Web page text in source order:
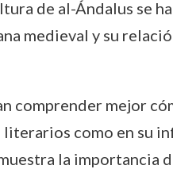
de al-Ándalus se
medieval y su
comprender mejor
como en su
la importancia